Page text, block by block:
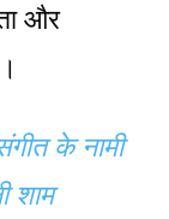
और
के नामी
शाम